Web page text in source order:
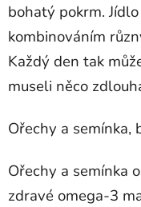
bohatý pokrm.
kombinováním
Každý den tak
museli něco
Ořechy a semínka,
Ořechy a semínka
zdravé omega-3